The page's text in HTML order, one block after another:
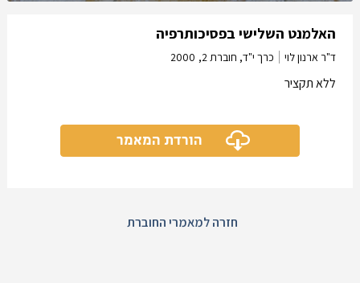
האלמנט השלישי בפסיכותרפיה
ד"ר ארנון לוי כרך י"ד, חוברת 2, 2000
ללא תקציר
הורדת המאמר
חזרה למאמרי החוברת